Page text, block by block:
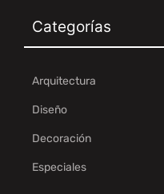
Categorías
Arquitectura
Diseño
Decoración
Especiales